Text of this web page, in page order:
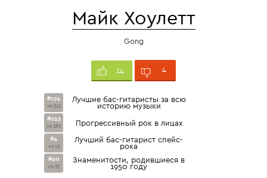
Майк Хоулетт
Gong
14 4
#174
из 313
Лучшие бас-гитаристы за всю
историю музыки
#253
из 386 Прогрессивный рок в лицах
#4
из 12
Лучший бас-гитарист спейс-
рока
#20
из 33
Знаменитости, родившиеся в
1950 году